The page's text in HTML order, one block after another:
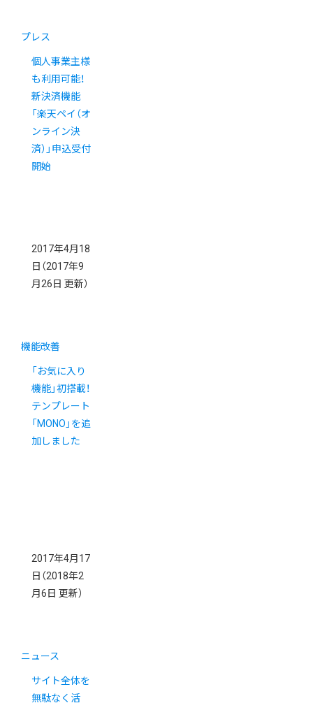
プレス
個人事業主様
も利用可能！
新決済機能
「楽天ペイ（オ
ンライン決
済）」申込受付
開始
2017年4月18
日 （2017年9
月26日 更新）
機能改善
「お気に入り
機能」初搭載！
テンプレート
「MONO」を追
加しました
2017年4月17
日 （2018年2
月6日 更新）
ニュース
サイト全体を
無駄なく活